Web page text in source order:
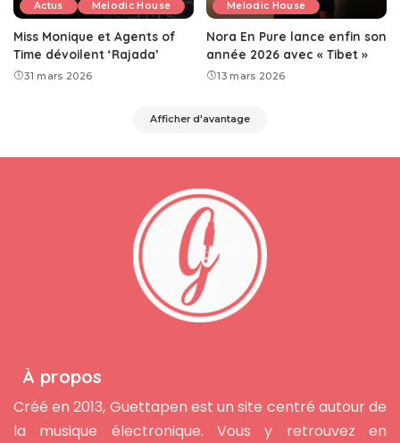
Actus Melodic House
Miss Monique et Agents of
Time dévoilent ‘Rajada’
31 mars 2026
Melodic House
Nora En Pure lance enfin son
année 2026 avec « Tibet »
13 mars 2026
Afficher d'avantage
À propos
Créé en 2013, Guettapen est un site centré autour de
la musique électronique. Vous y retrouvez en